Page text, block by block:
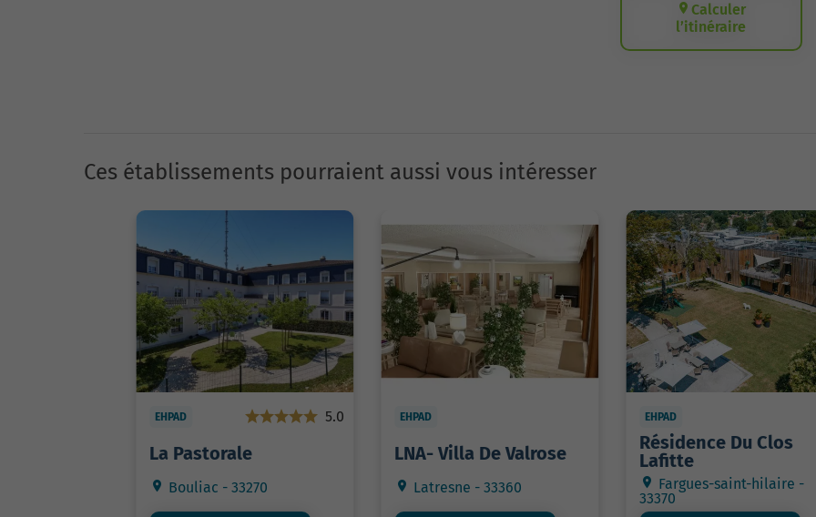
Calculer
l’itinéraire
Ces établissements pourraient aussi vous intéresser
EHPAD 5.0
La Pastorale
Bouliac - 33270
EHPAD
LNA- Villa De Valrose
Latresne - 33360
EHPAD
Résidence Du Clos
Lafitte
Fargues-saint-hilaire -
33370